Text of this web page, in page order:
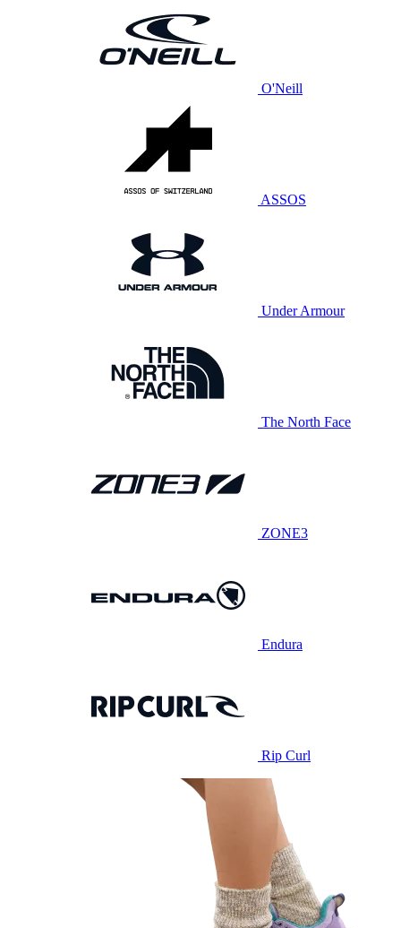
O'Neill
ASSOS
Under Armour
The North Face
ZONE3
Endura
Rip Curl